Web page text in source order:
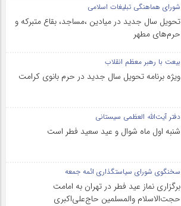
شورای هماهنگی تبلیغات اسلامی
تحویل سال‌ جدید در میادین ،مساجد، بقاع متبرکه‌ و
حرم‌های‌ مطهر
بیعت با رهبر معظم انقلاب
ویژه برنامه تحویل سال جدید در حرم بانوی کرامت
دفتر آیت‌الله العظمی سیستانی
شنبه اول ماه شوال و عید سعید فطر است
سخنگوی شورای سیاستگذاری ائمه جمعه
برگزاری نماز عید فطر در تهران به امامت
حجت‌الاسلام والمسلمین حاج‌علی‌اکبری